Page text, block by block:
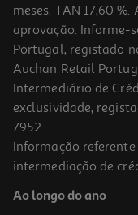
meses. TAN 17,60
aprovação. Informe-
Portugal, registado
Auchan Retail
Intermediário de
exclusividade,
7952.
Informação
intermediação de
Ao longo do ano